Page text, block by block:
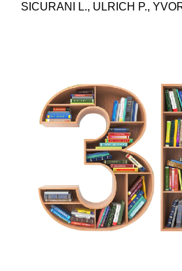
SICURANI L., ULRICH P.,